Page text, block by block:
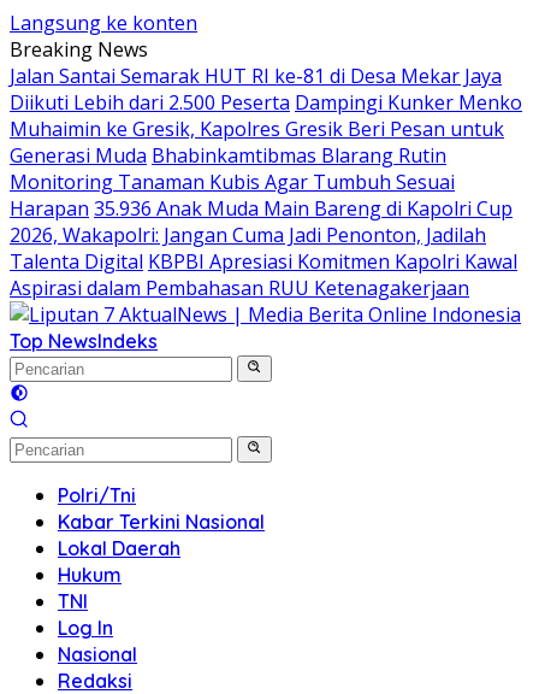
Langsung ke konten
Breaking News
Jalan Santai Semarak HUT RI ke-81 di Desa Mekar Jaya
Diikuti Lebih dari 2.500 Peserta Dampingi Kunker Menko
Muhaimin ke Gresik, Kapolres Gresik Beri Pesan untuk
Generasi Muda Bhabinkamtibmas Blarang Rutin
Monitoring Tanaman Kubis Agar Tumbuh Sesuai
Harapan 35.936 Anak Muda Main Bareng di Kapolri Cup
2026, Wakapolri: Jangan Cuma Jadi Penonton, Jadilah
Talenta Digital KBPBI Apresiasi Komitmen Kapolri Kawal
Aspirasi dalam Pembahasan RUU Ketenagakerjaan
Top NewsIndeks
Polri/Tni
Kabar Terkini Nasional
Lokal Daerah
Hukum
TNI
Log In
Nasional
Redaksi